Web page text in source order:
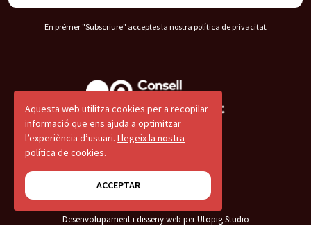
Aquesta web utilitza cookies per a recopilar
informació que ens ajuda a optimitzar
l’experiència d’usuari. Llegeix la nostra
política de cookies.
ACCEPTAR
En prémer "Subscriure" acceptes la nostra política de privacitat
© 2026 CNJC
Avís legal
Desenvolupament i disseny web per Utopig Studio